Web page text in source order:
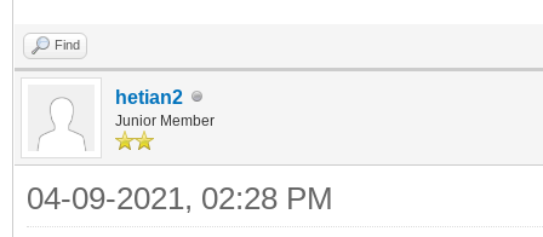
Find
hetian2
Junior Member
04-09-2021, 02:28 PM